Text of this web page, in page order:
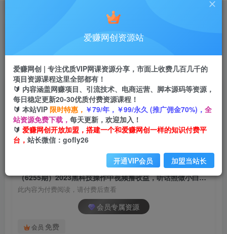
研究探讨更多创业项目路子。
会员专属推广链接
首页 创业课程 会员专属 正文
（6255期）2023黑科技操作中视频撸收益，听话
照做小白日入300+的项目
爱赚网创
2年前发布
关注 私信
（6255期）2023黑科技操作中视频撸收益，听话照做小白日入300+的项目
此内容为付费阅读，请付费后查看
会员专属资源
会员 免费
爱赚网创资源站
爱赚网创 | 专注优质VIP网课资源分享，市面上收费几百几千的
项目资源课程这里全部都有！
🔰 内容涵盖网赚项目、引流技术、电商运营、脚本源码等资源，
每日稳定更新20-30优质付费资源课程！
🔰 本站VIP 限时特惠， ￥79/年，￥99/永久 (推广佣金70%)， 全
站资源免费下载， 每天更新，欢迎加入！
🔰 爱赚网创开放加盟，搭建一个和爱赚网创一样的知识付费平
台， 站长微信：gofly26
开通VIP会员 加盟当站长